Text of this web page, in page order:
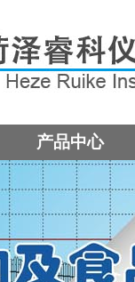
产品中心